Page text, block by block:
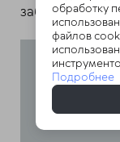
заболеванием.
обработку
файлов
Подробнее